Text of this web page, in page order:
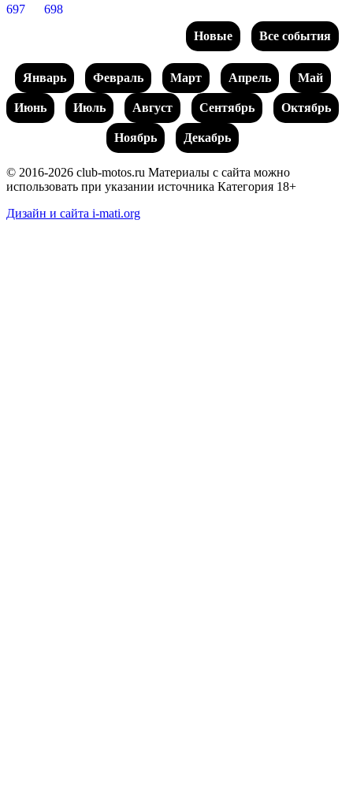
697
698
Новые
Все события
Январь Февраль Март Апрель Май
Июнь Июль Август Сентябрь Октябрь
Ноябрь Декабрь
© 2016-2026 club-motos.ru Материалы с сайта можно
использовать при указании источника Категория 18+
Дизайн и сайта i-mati.org